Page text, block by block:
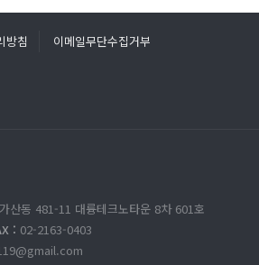
방침 이메일무단수집거부
산동 481-11 대륭테크노타운 8차 601호
: 02-2163-0403